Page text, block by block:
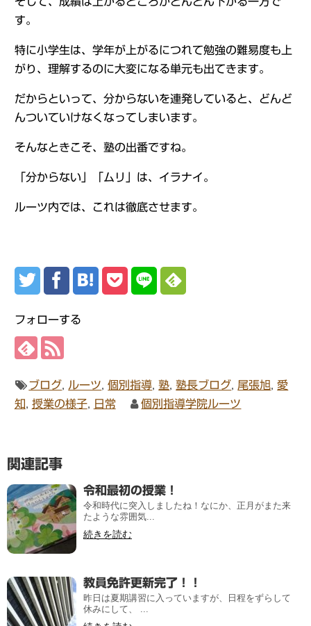
す。
特に小学生は、学年が上がるにつれて勉強の難易度も上
がり、理解するのに大変になる単元も出てきます。
だからといって、分からないを連発していると、どんど
んついていけなくなってしまいます。
そんなときこそ、塾の出番ですね。
「分からない」「ムリ」は、イラナイ。
ルーツ内では、これは徹底させます。
フォローする
ブログ ルーツ ,個別指導 ,塾 ,塾長ブログ 尾張旭
愛
知
授業の様子, 日常 個別指導学院ルーツ
関連記事
令和最初の授業！
令和時代に突入しましたね！なにか、正月がまた来
たような雰囲気...
続きを読む
教員免許更新完了！！
昨日は夏期講習に入っていますが、日程をずらして
休みにして、 ...